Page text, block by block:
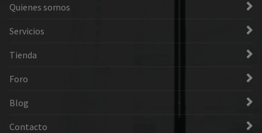
Quienes somos
Servicios
Tienda
Foro
Blog
Contacto